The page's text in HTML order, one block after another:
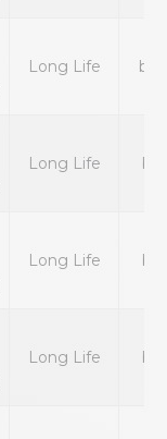
Long Life
Long Life
Long Life
Long Life